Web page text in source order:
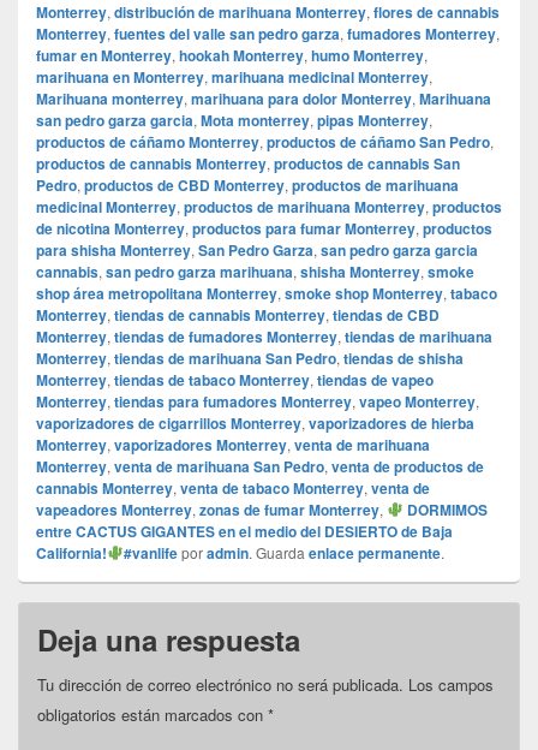
Monterrey, distribución de marihuana Monterrey, flores de cannabis
Monterrey, fuentes del valle san pedro garza, fumadores Monterrey,
fumar en Monterrey, hookah Monterrey, humo Monterrey,
marihuana en Monterrey, marihuana medicinal Monterrey,
Marihuana monterrey, marihuana para dolor Monterrey, Marihuana
san pedro garza garcia, Mota monterrey, pipas Monterrey,
productos de cáñamo Monterrey, productos de cáñamo San Pedro,
productos de cannabis Monterrey, productos de cannabis San
Pedro, productos de CBD Monterrey, productos de marihuana
medicinal Monterrey, productos de marihuana Monterrey, productos
de nicotina Monterrey, productos para fumar Monterrey, productos
para shisha Monterrey, San Pedro Garza, san pedro garza garcia
cannabis, san pedro garza marihuana, shisha Monterrey, smoke
shop área metropolitana Monterrey, smoke shop Monterrey, tabaco
Monterrey, tiendas de cannabis Monterrey, tiendas de CBD
Monterrey, tiendas de fumadores Monterrey, tiendas de marihuana
Monterrey, tiendas de marihuana San Pedro, tiendas de shisha
Monterrey, tiendas de tabaco Monterrey, tiendas de vapeo
Monterrey, tiendas para fumadores Monterrey, vapeo Monterrey,
vaporizadores de cigarrillos Monterrey, vaporizadores de hierba
Monterrey, vaporizadores Monterrey, venta de marihuana
Monterrey, venta de marihuana San Pedro, venta de productos de
cannabis Monterrey, venta de tabaco Monterrey, venta de
vapeadores Monterrey, zonas de fumar Monterrey,
DORMIMOS
entre CACTUS GIGANTES en el medio del DESIERTO de Baja
California!
#vanlifeporadmin. Guarda enlace permanente.
Deja una respuesta
Tu dirección de correo electrónico no será publicada. Los campos
obligatorios están marcados con *